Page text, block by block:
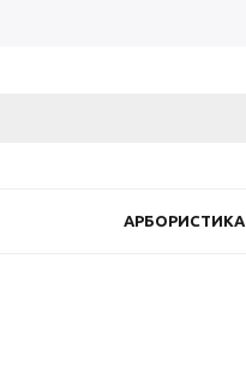
АРБОРИСТИКА